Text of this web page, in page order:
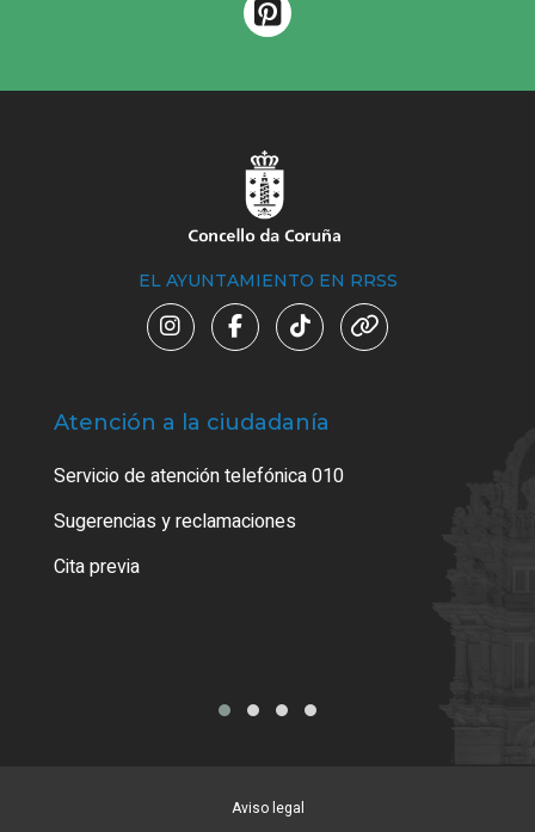
EL AYUNTAMIENTO EN RRSS
Atención a la ciudadanía
Servicio de atención telefónica 010
Sugerencias y reclamaciones
Cita previa
Aviso legal